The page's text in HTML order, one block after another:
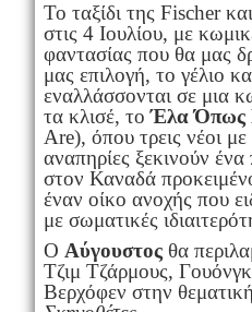
Το ταξίδι της Fischer
στις 4 Ιουλίου, με
φαντασίας που θα μας
μας επιλογή, το γέλιο
εναλλάσσονται σε μια
τα κλισέ, τοΈλα Όπως
Are), όπου τρεις νέοι με
αναπηρίες ξεκινούν
στον Καναδά
έναν οίκο ανοχής που
με σωματικές
O Αύγουστος θα
Τζιμ Τζάρμους,
Βερχόφεν στην